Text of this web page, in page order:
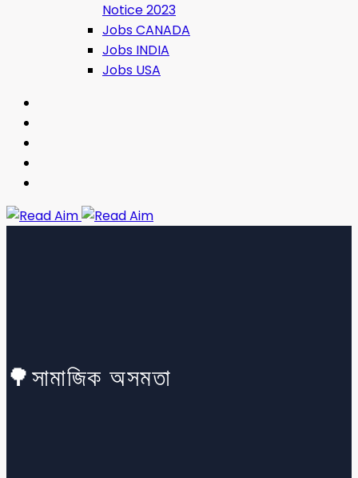
Notice 2023
Jobs CANADA
Jobs INDIA
Jobs USA
Read Aim
🌳সামাজিক অসমতা